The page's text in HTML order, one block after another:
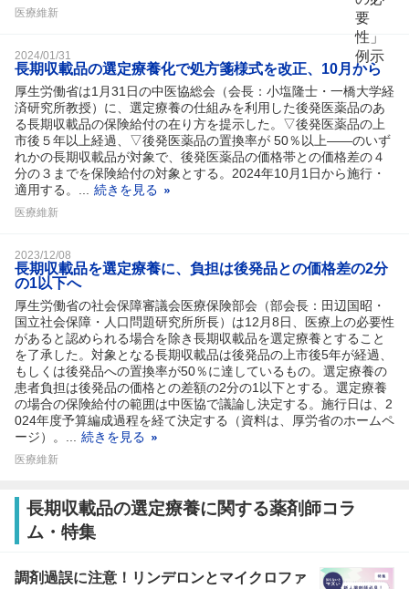
医療維新
2024/01/31
長期収載品の選定療養化で処方箋様式を改正、10月から
厚生労働省は1月31日の中医協総会（会長：小塩隆士・一橋大学経
済研究所教授）に、選定療養の仕組みを利用した後発医薬品のあ
る長期収載品の保険給付の在り方を提示した。▽後発医薬品の上
市後５年以上経過、▽後発医薬品の置換率が 50％以上――のいず
れかの長期収載品が対象で、後発医薬品の価格帯との価格差の４
分の３までを保険給付の対象とする。2024年10月1日から施行・
適用する。... 続きを見る
医療維新
2023/12/08
長期収載品を選定療養に、負担は後発品との価格差の2分
の1以下へ
厚生労働省の社会保障審議会医療保険部会（部会長：田辺国昭・
国立社会保障・人口問題研究所所長）は12月8日、医療上の必要性
があると認められる場合を除き長期収載品を選定療養とすること
を了承した。対象となる長期収載品は後発品の上市後5年が経過、
もしくは後発品への置換率が50％に達しているもの。選定療養の
患者負担は後発品の価格との差額の2分の1以下とする。選定療養
の場合の保険給付の範囲は中医協で議論し決定する。施行日は、2
024年度予算編成過程を経て決定する（資料は、厚労省のホームペ
ージ）。... 続きを見る
医療維新
長期収載品の選定療養に関する薬剤師コラ
ム・特集
調剤過誤に注意！リンデロンとマイクロファ